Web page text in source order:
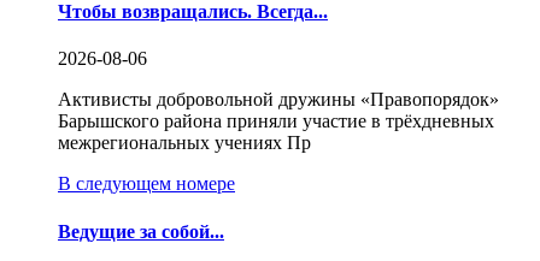
Чтобы возвращались. Всегда...
2026-08-06
Активисты добровольной дружины «Правопорядок»
Барышского района приняли участие в трёхдневных
межрегиональных учениях Пр
В следующем номере
Ведущие за собой...